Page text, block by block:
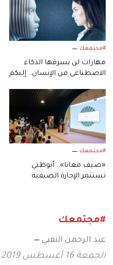
#مجتمعك
مهارات لن يسرقها الذكاء
الاصطناعي من الإنسان.. إليكم
#مجتمعك
«صيف معانا».. أبوظبي
تستثمر الإجازة الصيفية
#مجتمعك
عبد الرحمن النقبي
الجمعة 16 أغسطس 2019 18:42